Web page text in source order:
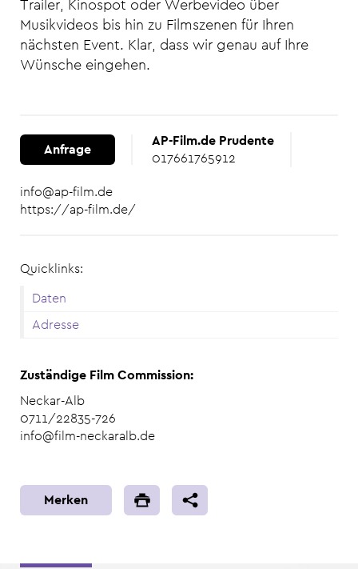
Trailer, Kinospot oder Werbevideo über
Musikvideos bis hin zu Filmszenen für Ihren
nächsten Event. Klar, dass wir genau auf Ihre
Wünsche eingehen.
Anfrage
AP-Film.de Prudente
017661765912
info@ap-film.de
https://ap-film.de/
Quicklinks:
Daten
Adresse
Zuständige Film Commission:
Neckar-Alb
0711/22835-726
info@film-neckaralb.de
Merken